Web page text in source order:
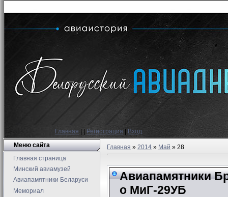
Главная Регистрация
Вход
Меню сайта
Главная страница
Минский авиамузей
Авиапамятники Беларуси
Мемориал
Главная»2014 » Май » 28
Авиапамятники
о МиГ-29УБ